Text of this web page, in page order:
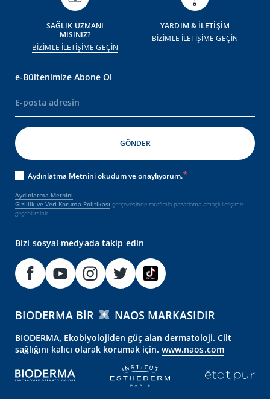
SAĞLIK UZMANI
MISINIZ?
BİZİMLE İLETİŞİME GEÇİN
YARDIM & İLETİŞİM
BİZİMLE İLETİŞİME GEÇİN
e-Bültenimize Abone Ol
Aydınlatma Metnini okudum ve onaylıyorum.
Aydınlatma Metnini
Gizlilik ve Veri Koruma Politikası çerçevesinde tarafımla pazarlama amaçlı iletişime
geçebilirsiniz.
Bizi sosyal medyada takip edin
BIODERMA BIR NAOS MARKASIDIR
BIODERMA, Ekobiyolojiden güç alan dermatoloji. Cilt
sağlığını kalıcı olarak korumak için. www.naos.com